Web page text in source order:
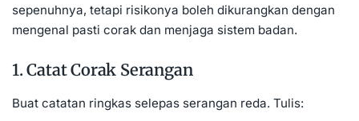
sepenuhnya, tetapi risikonya boleh dikurangkan dengan
mengenal pasti corak dan menjaga sistem badan.
1. Catat Corak Serangan
Buat catatan ringkas selepas serangan reda. Tulis: